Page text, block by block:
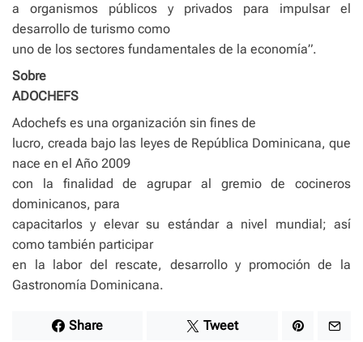
a organismos públicos y privados para impulsar el
desarrollo de turismo como
uno de los sectores fundamentales de la economía”.
Sobre
ADOCHEFS
Adochefs es una organización sin fines de
lucro, creada bajo las leyes de República Dominicana, que
nace en el Año 2009
con la finalidad de agrupar al gremio de cocineros
dominicanos, para
capacitarlos y elevar su estándar a nivel mundial; así
como también participar
en la labor del rescate, desarrollo y promoción de la
Gastronomía Dominicana.
Share Tweet